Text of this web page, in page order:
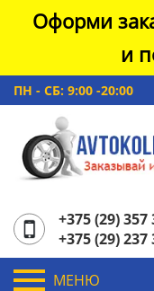
Оформи
и
ПН - СБ: 9:00 -20:00
+375 (29) 357
+375 (29) 237
МЕНЮ